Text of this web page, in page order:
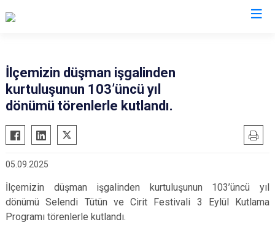
Ahmetli
Alaşehir
Gördes
Kırkağaç
Salihli
Turgutlu
İlçemizin düşman işgalinden
kurtuluşunun 103’üncü yıl
dönümü törenlerle kutlandı.
05.09.2025
İlçemizin düşman işgalinden kurtuluşunun 103’üncü yıl
dönümü Selendi Tütün ve Cirit Festivali 3 Eylül Kutlama
Programı törenlerle kutlandı.